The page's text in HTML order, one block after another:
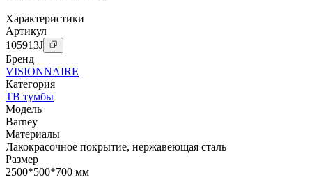
Характеристики
Артикул
105913J
Бренд
VISIONNAIRE
Категория
ТВ тумбы
Модель
Barney
Материалы
Лакокрасочное покрытие, нержавеющая сталь
Размер
2500*500*700 мм